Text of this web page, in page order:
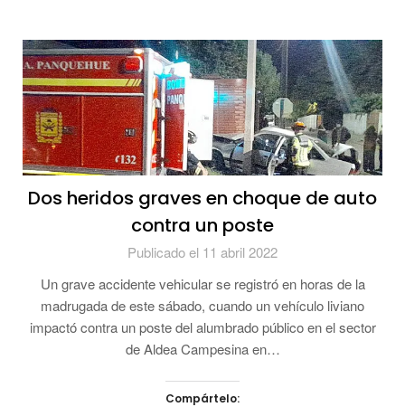
Dos heridos graves en choque de auto
contra un poste
Publicado el 11 abril 2022
Un grave accidente vehicular se registró en horas de la
madrugada de este sábado, cuando un vehículo liviano
impactó contra un poste del alumbrado público en el sector
de Aldea Campesina en…
Compártelo: